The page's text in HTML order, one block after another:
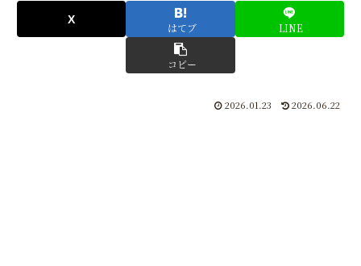
はてブ LINE
コピー
2026.01.23 2026.06.22